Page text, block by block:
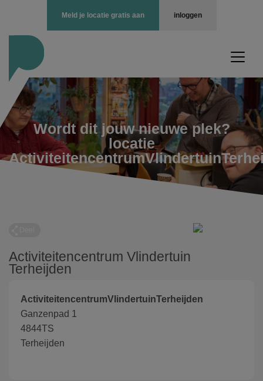
inloggen
Meld je locatie gratis aan
Wordt dit jouw nieuwe plek?
locatie
Activiteitencentrum Vlindertuin
Terheijden
ActiviteitencentrumVlindertuinTerheijden
Ganzenpad 1
4844TS
Terheijden